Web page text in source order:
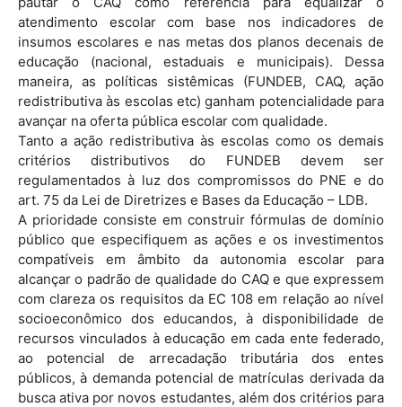
atendimento escolar com base nos indicadores de
insumos escolares e nas metas dos planos decenais de
educação (nacional, estaduais e municipais). Dessa
maneira, as políticas sistêmicas (FUNDEB, CAQ, ação
redistributiva às escolas etc) ganham potencialidade para
avançar na oferta pública escolar com qualidade.
Tanto a ação redistributiva às escolas como os demais
critérios distributivos do FUNDEB devem ser
regulamentados à luz dos compromissos do PNE e do
art. 75 da Lei de Diretrizes e Bases da Educação – LDB.
A prioridade consiste em construir fórmulas de domínio
público que especifiquem as ações e os investimentos
compatíveis em âmbito da autonomia escolar para
alcançar o padrão de qualidade do CAQ e que expressem
com clareza os requisitos da EC 108 em relação ao nível
socioeconômico dos educandos, à disponibilidade de
recursos vinculados à educação em cada ente federado,
ao potencial de arrecadação tributária dos entes
públicos, à demanda potencial de matrículas derivada da
busca ativa por novos estudantes, além dos critérios para